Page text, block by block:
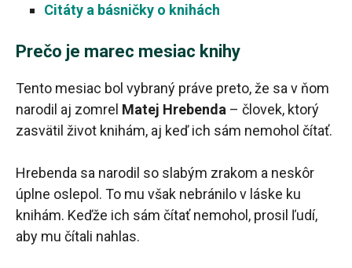
Citáty a básničky o knihách
Prečo je marec mesiac knihy
Tento mesiac bol vybraný práve preto, že sa v ňom
narodil aj zomrel Matej Hrebenda – človek, ktorý
zasvätil život knihám, aj keď ich sám nemohol čítať.
Hrebenda sa narodil so slabým zrakom a neskôr
úplne oslepol. To mu však nebránilo v láske ku
knihám. Keďže ich sám čítať nemohol, prosil ľudí,
aby mu čítali nahlas.